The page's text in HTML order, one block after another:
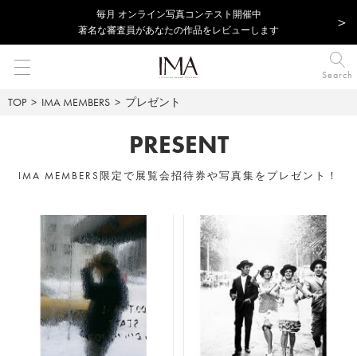
毎⽉ オンライン写真コンテスト開催中
著名な審査員があなたの作品をレビューします
Search
TOP IMA MEMBERS プレゼント
PRESENT
IMA MEMBERS限定で展覧会招待券や写真集をプレゼント！